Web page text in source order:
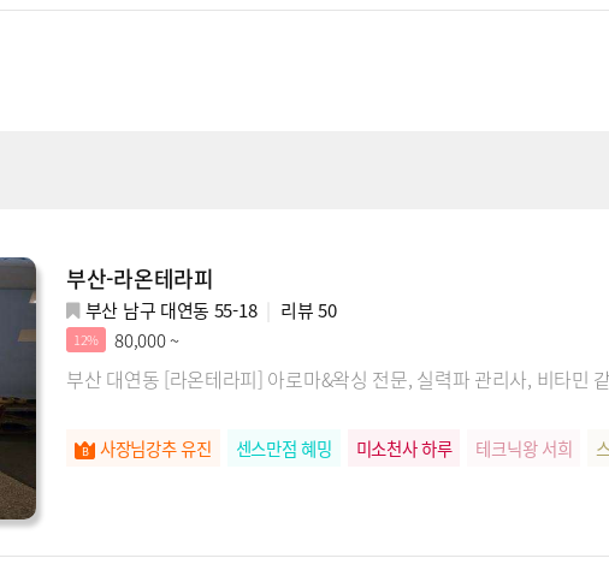
부산-라온테라피
부산 남구 대연동 55-18 리뷰50
12% 80,000 ~
부산 대연동 [라온테라피] 아로마&왁싱 전문, 실력파 관리사, 비타민
사장님강추 유진 센스만점 혜밍 미소천사 하루 테크닉왕 서희